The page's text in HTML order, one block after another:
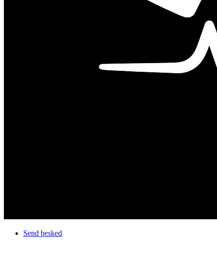
Send besked